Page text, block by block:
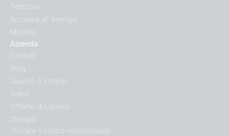
Telecom
Accesso all'energia
Mobilità
Azienda
Contatti
Blog
Questo è Victron
Video
Offerte di Lavoro
Stampa
Trovate il vostro responsabile